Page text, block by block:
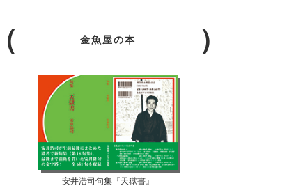
金魚屋の本
安井浩司句集『天獄書』